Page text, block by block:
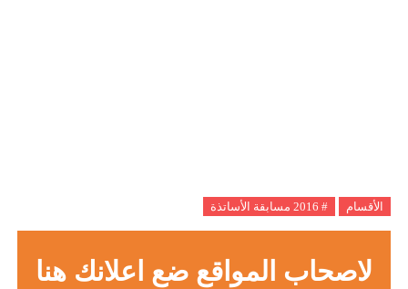
الأقسام # 2016 مسابقة الأساتذة
لاصحاب المواقع ضع اعلانك هنا